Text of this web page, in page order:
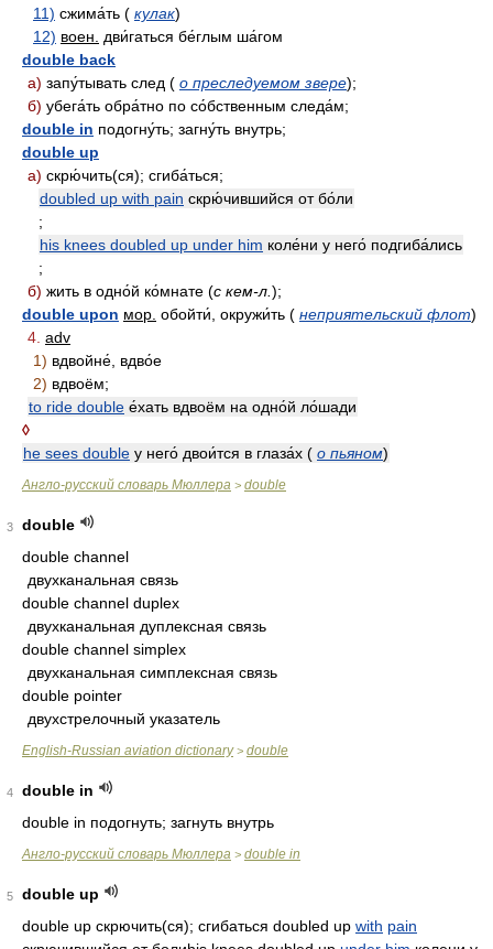
11) сжима́ть ( кулак)
12) воен.
дви́гаться бе́глым ша́гом
double back
а) запу́тывать след ( о преследуемом звере);
б) убега́ть обра́тно по со́бственным следа́м;
double in подогну́ть; загну́ть внутрь;
double up
а) скрю́чить(ся); сгиба́ться;
doubled up with pain скрю́чившийся от бо́ли
;
his knees doubled up under him коле́ни у него́ подгиба́лись
;
б) жить в одно́й ко́мнате (с кем-л. );
double upon мор. обойти́, окружи́ть ( неприятельский флот)
4. adv
1) вдвойне́, вдво́е
2) вдвоём;
to ride double е́хать вдвоём на одно́й ло́шади
◊
he sees double у него́ двои́тся в глаза́х ( о пьяном)
Англо-русский словарь Мюллера > double
3
double
double channel
двухканальная связь
double channel duplex
двухканальная дуплексная связь
double channel simplex
двухканальная симплексная связь
double pointer
двухстрелочный указатель
English-Russian aviation dictionary> double
4
double in
double in подогнуть; загнуть внутрь
Англо-русский словарь Мюллера > double in
5
double up
double up скрючить(ся); сгибаться doubled up with pain